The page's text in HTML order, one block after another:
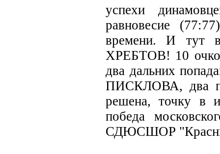
успехи
равновесие
времени. И тут
ХРЕБТОВ! 10
два дальних
ПИСКЛОВА, два
решена, точку в
победа
СДЮСШОР